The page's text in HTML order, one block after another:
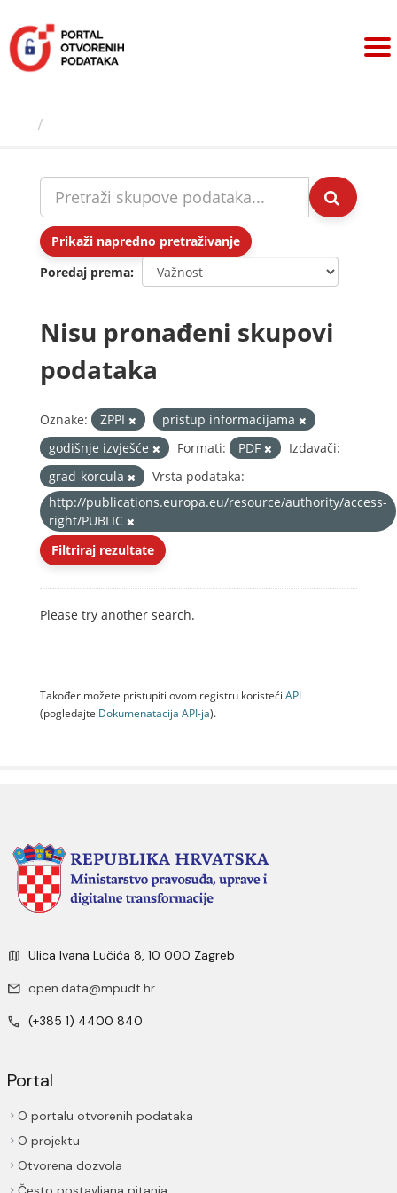
sadržaj
Prikaži napredno pretraživanje
Poredaj prema
Nisu pronađeni skupovi
podataka
Oznake: ZPPI
pristup informacijama
godišnje izvješće
Formati: PDF
Izdavači:
grad-korcula
Vrsta podataka:
http://publications.europa.eu/resource/authority/access-
right/PUBLIC
Filtriraj rezultate
Please try another search.
Također možete pristupiti ovom registru koristeći API
(pogledajte Dokumenаtаcijа API-jа).